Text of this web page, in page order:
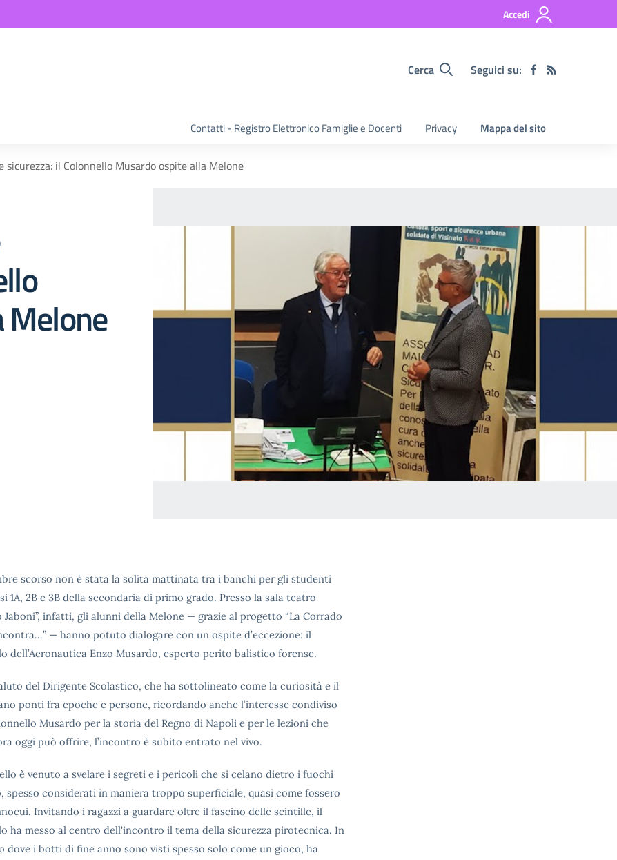
Accedi
Cerca Seguici su:
Contatti - Registro Elettronico Famiglie e Docenti Privacy Mappa del sito
sicurezza: il Colonnello Musardo ospite alla Melone
scorso non è stata la solita mattinata tra i banchi per gli studenti
1A, 2B e 3B della secondaria di primo grado. Presso la sala teatro
Jaboni”, infatti, gli alunni della Melone — grazie al progetto “La Corrado
— hanno potuto dialogare con un ospite d’eccezione: il
dell’Aeronautica Enzo Musardo, esperto perito balistico forense.
del Dirigente Scolastico, che ha sottolineato come la curiosità e il
ponti fra epoche e persone, ricordando anche l’interesse condiviso
Musardo per la storia del Regno di Napoli e per le lezioni che
oggi può offrire, l’incontro è subito entrato nel vivo.
è venuto a svelare i segreti e i pericoli che si celano dietro i fuochi
spesso considerati in maniera troppo superficiale, quasi come fossero
Invitando i ragazzi a guardare oltre il fascino delle scintille, il
ha messo al centro dell'incontro il tema della sicurezza pirotecnica. In
dove i botti di fine anno sono visti spesso solo come un gioco, ha